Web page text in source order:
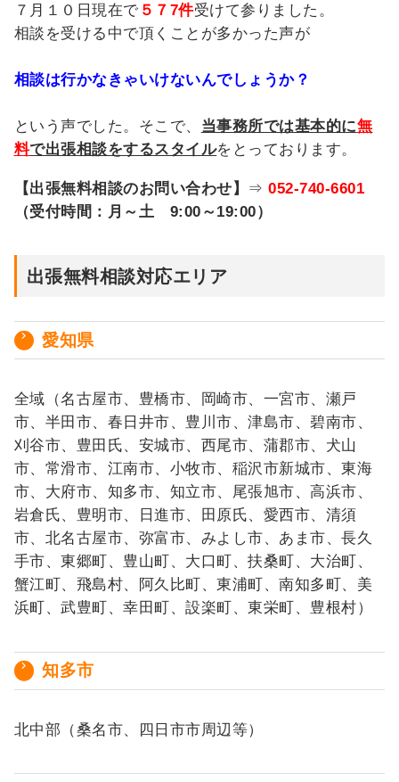
７月１０日現在で ５７7件受けて参りました。
相談を受ける中で頂くことが多かった声が
相談は行かなきゃいけないんでしょうか？
という声でした。そこで、 当事務所では基本的に無
料で出張相談をするスタイルをとっております。
【出張無料相談のお問い合わせ】 ⇒052-740-6601
（受付時間：月～土 9:00～19:00）
出張無料相談対応エリア
愛知県
全域（名古屋市、豊橋市、岡崎市、一宮市、瀬戸
市、半田市、春日井市、豊川市、津島市、碧南市、
刈谷市、豊田氏、安城市、西尾市、蒲郡市、犬山
市、常滑市、江南市、小牧市、稲沢市新城市、東海
市、大府市、知多市、知立市、尾張旭市、高浜市、
岩倉氏、豊明市、日進市、田原氏、愛西市、清須
市、北名古屋市、弥富市、みよし市、あま市、長久
手市、東郷町、豊山町、大口町、扶桑町、大治町、
蟹江町、飛島村、阿久比町、東浦町、南知多町、美
浜町、武豊町、幸田町、設楽町、東栄町、豊根村）
知多市
北中部（桑名市、四日市市周辺等）